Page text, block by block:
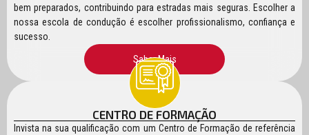
bem preparados, contribuindo para estradas mais seguras. Escolher a
nossa escola de condução é escolher profissionalismo, confiança e
sucesso.
Saber Mais
CENTRO DE FORMAÇÃO
Invista na sua qualificação com um Centro de Formação de referência